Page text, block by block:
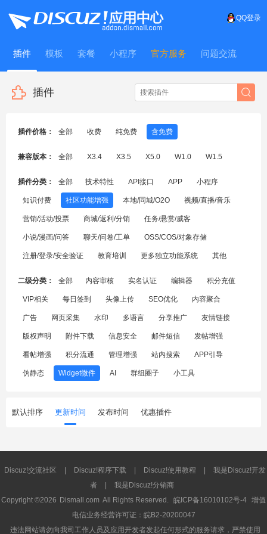
QQ登录
插件 模板 套餐 小程序 官方服务 问题交流
WitFrame
插件
插件价格： 全部 收费 纯免费 含免费
兼容版本： 全部 X3.4 X3.5 X5.0 W1.0 W1.5
插件分类： 全部 技术特性 API接口 APP 小程序
知识付费 社区功能增强 本地/同城/O2O 视频/直播/音乐
营销/活动/投票 商城/返利/分销 任务/悬赏/威客
小说/漫画/问答 聊天/问卷/工单 OSS/COS/对象存储
注册/登录/安全验证 教育培训 更多独立功能系统 其他
二级分类： 全部 内容审核 实名认证 编辑器 积分充值
VIP相关 每日签到 头像上传 SEO优化 内容聚合
广告 网页采集 水印 多语言 分享推广 友情链接
版权声明 附件下载 信息安全 邮件短信 发帖增强
看帖增强 积分流通 管理增强 站内搜索 APP引导
伪静态 Widget微件 AI 群组圈子 小工具
默认排序 更新时间 发布时间 优惠插件
Discuz!交流社区 Discuz!程序下载 Discuz!使用教程
我是Discuz!开发
者
我是Discuz!分销商
Copyright ©2026 Dismall.com All Rights Reserved. 皖ICP备16010102号-4 增值
电信业务经营许可证：皖B2-20200047
违法网站请勿向我司工作人员及应用开发者发起任何形式的服务请求，严禁使用